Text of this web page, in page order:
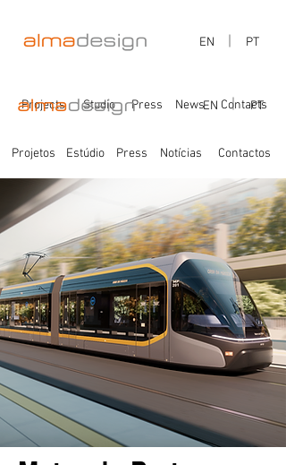
Projects Studio Press News Contacts
EN PT
EN PT
Projetos Estúdio Press Notícias Contactos